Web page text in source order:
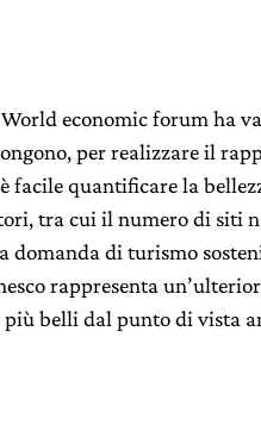
economic forum ha
per realizzare il
facile quantificare la
tra cui il numero di siti
domanda di turismo
rappresenta
belli dal punto di vista